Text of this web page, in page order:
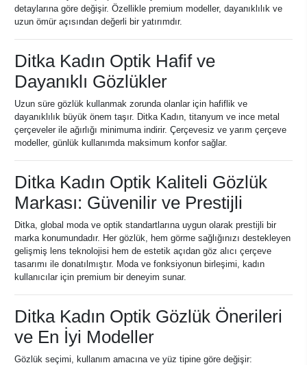
detaylarına göre değişir. Özellikle premium modeller, dayanıklılık ve
uzun ömür açısından değerli bir yatırımdır.
Ditka Kadın Optik Hafif ve
Dayanıklı Gözlükler
Uzun süre gözlük kullanmak zorunda olanlar için hafiflik ve
dayanıklılık büyük önem taşır. Ditka Kadın, titanyum ve ince metal
çerçeveler ile ağırlığı minimuma indirir. Çerçevesiz ve yarım çerçeve
modeller, günlük kullanımda maksimum konfor sağlar.
Ditka Kadın Optik Kaliteli Gözlük
Markası: Güvenilir ve Prestijli
Ditka, global moda ve optik standartlarına uygun olarak prestijli bir
marka konumundadır. Her gözlük, hem görme sağlığınızı destekleyen
gelişmiş lens teknolojisi hem de estetik açıdan göz alıcı çerçeve
tasarımı ile donatılmıştır. Moda ve fonksiyonun birleşimi, kadın
kullanıcılar için premium bir deneyim sunar.
Ditka Kadın Optik Gözlük Önerileri
ve En İyi Modeller
Gözlük seçimi, kullanım amacına ve yüz tipine göre değişir: